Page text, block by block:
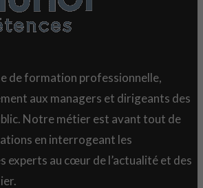
de formation professionnelle,
aux managers et dirigeants des
Notre métier est avant tout de
en interrogeant les
experts au cœur de l’actualité et des